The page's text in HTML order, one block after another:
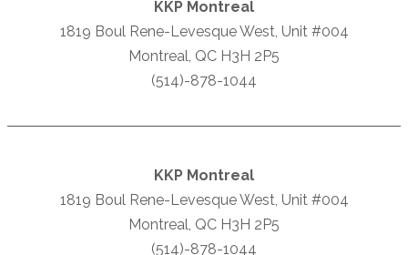
KKP Montreal
1819 Boul Rene-Levesque West, Unit #004
Montreal, QC H3H 2P5
(514)-878-1044
KKP Montreal
1819 Boul Rene-Levesque West, Unit #004
Montreal, QC H3H 2P5
(514)-878-1044